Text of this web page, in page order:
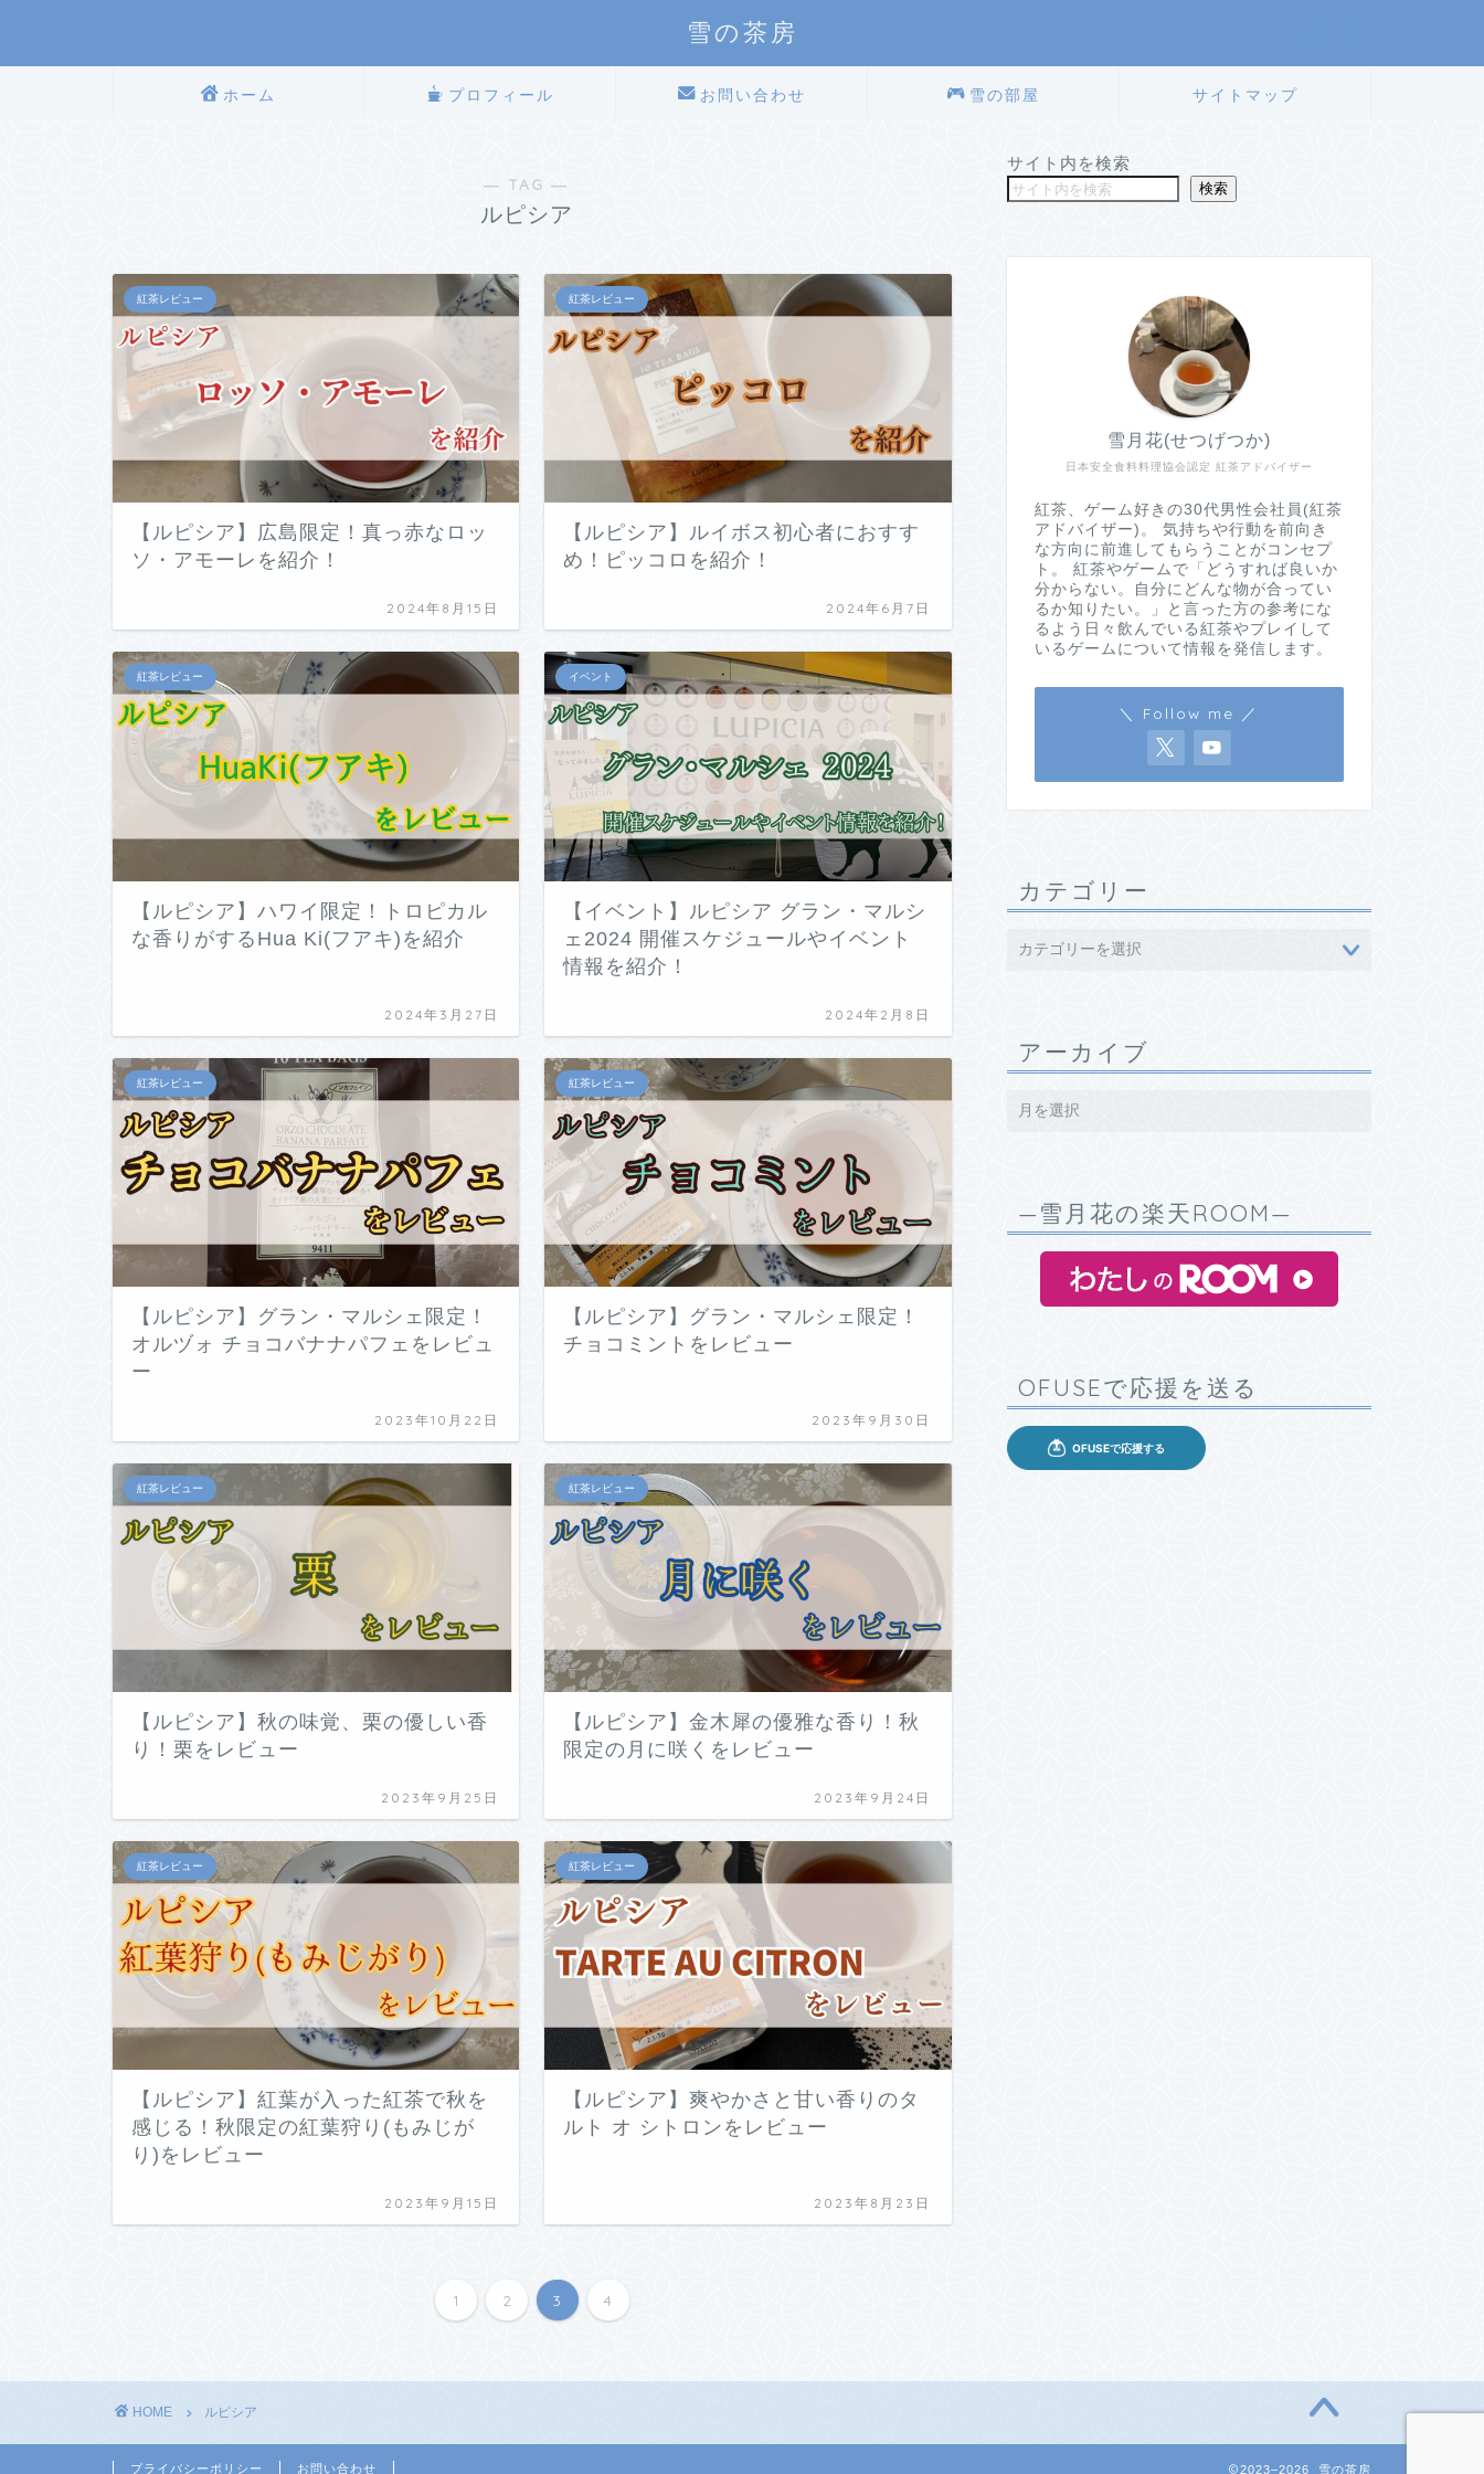
雪の茶房
ホーム プロフィール お問い合わせ 雪の部屋 サイトマップ
― TAG ―
ルピシア
紅茶レビュー
【ルピシア】広島限定！真っ赤なロッ
ソ・アモーレを紹介！
2024年8月15日
紅茶レビュー
【ルピシア】ルイボス初心者におすす
め！ピッコロを紹介！
2024年6月7日
紅茶レビュー
【ルピシア】ハワイ限定！トロピカル
な香りがするHua Ki(フアキ)を紹介
2024年3月27日
イベント
【イベント】ルピシア グラン・マルシ
ェ2024 開催スケジュールやイベント
情報を紹介！
2024年2月8日
紅茶レビュー
【ルピシア】グラン・マルシェ限定！
オルヅォ チョコバナナパフェをレビュ
ー
2023年10月22日
紅茶レビュー
【ルピシア】グラン・マルシェ限定！
チョコミントをレビュー
2023年9月30日
紅茶レビュー
【ルピシア】秋の味覚、栗の優しい香
り！栗をレビュー
2023年9月25日
紅茶レビュー
【ルピシア】金木犀の優雅な香り！秋
限定の月に咲くをレビュー
2023年9月24日
紅茶レビュー
【ルピシア】紅葉が入った紅茶で秋を
感じる！秋限定の紅葉狩り(もみじが
り)をレビュー
2023年9月15日
紅茶レビュー
【ルピシア】爽やかさと甘い香りのタ
ルト オ シトロンをレビュー
2023年8月23日
1 2 3 4
サイト内を検索
検索
日本安全食料料理協会認定 紅茶アドバイザー
雪月花(せつげつか)
紅茶、ゲーム好きの30代男性会社員(紅茶
アドバイザー)。 気持ちや行動を前向き
な方向に前進してもらうことがコンセプ
ト。 紅茶やゲームで「どうすれば良いか
分からない。自分にどんな物が合ってい
るか知りたい。」と言った方の参考にな
るよう日々飲んでいる紅茶やプレイして
いるゲームについて情報を発信します。
＼ Follow me ／
カテゴリー
アーカイブ
—雪月花の楽天ROOM—
OFUSEで応援を送る
HOME ルピシア
プライバシーポリシー お問い合わせ 2023–2026 雪の茶房